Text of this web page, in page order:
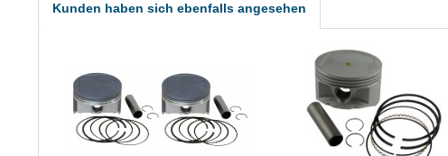
Kunden haben sich ebenfalls angesehen